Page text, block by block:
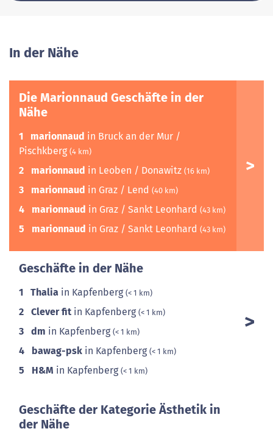
In der Nähe
Die Marionnaud Geschäfte in der
Nähe
1 marionnaud in Bruck an der Mur /
Pischkberg (4 km)
2 marionnaud in Leoben / Donawitz (16 km)
3 marionnaud in Graz / Lend (40 km)
4 marionnaud in Graz / Sankt Leonhard (43 km)
5 marionnaud in Graz / Sankt Leonhard (43 km)
Geschäfte in der Nähe
1 Thalia in Kapfenberg (< 1 km)
2 Clever fit in Kapfenberg (< 1 km)
3 dm in Kapfenberg (< 1 km)
4 bawag-psk in Kapfenberg (< 1 km)
5 H&M in Kapfenberg (< 1 km)
Geschäfte der Kategorie Ästhetik in
der Nähe